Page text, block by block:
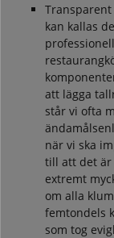
kan kallas
att lägga
står vi ofta
när vi ska
till att det är
extremt
om alla
femtondels
som tog